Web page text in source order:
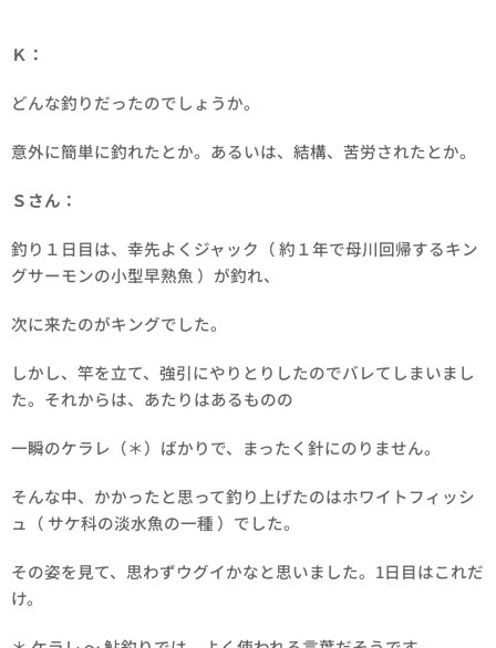
Ｋ：
どんな釣りだったのでしょうか。
意外に簡単に釣れたとか。あるいは、結構、苦労されたとか。
Ｓさん：
釣り１日目は、幸先よくジャック（ 約１年で母川回帰するキン
グサーモンの小型早熟魚 ）が釣れ、
次に来たのがキングでした。
しかし、竿を立て、強引にやりとりしたのでバレてしまいまし
た。それからは、あたりはあるものの
一瞬のケラレ（＊）ばかりで、まったく針にのりません。
そんな中、かかったと思って釣り上げたのはホワイトフィッシ
ュ（ サケ科の淡水魚の一種 ）でした。
その姿を見て、思わずウグイかなと思いました。1日目はこれだ
け。